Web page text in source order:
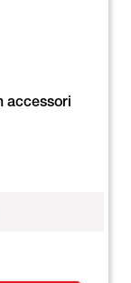
accessori